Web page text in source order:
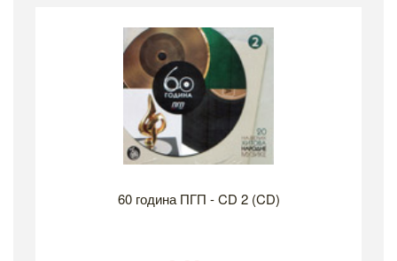
60 година ПГП - CD 2 (CD)